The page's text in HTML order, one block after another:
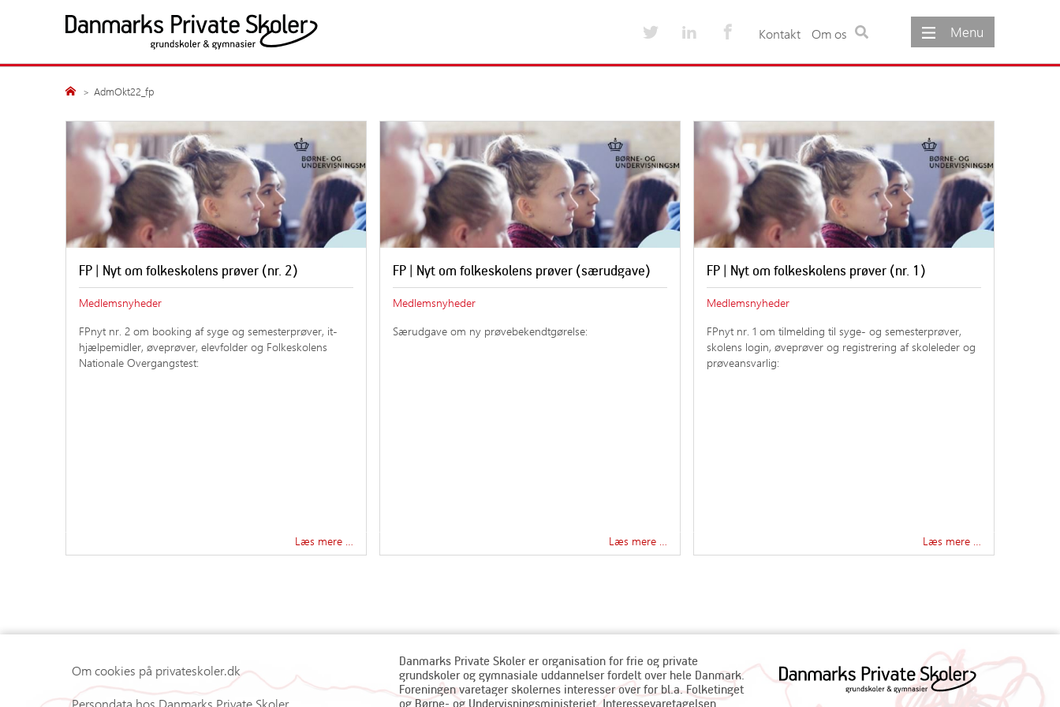
Kontakt Om os Menu
Politik og presse
Presseansvarlige
Nyheder
Årsberetninger
Undersøgelser
Publikationer
Høringssvar
Fakta
Samfundsansvar
Alle medlemsskoler
Grundskoler
Gymnasiale uddannelser
Emner i værktøjskassen fra A-Å
Værktøjskassen fra A-Å
Nyt for medlemsskoler
Tilskud til uddannelse og kursus
Særlige medlemsaftaler
Kurser og arrangementer
Foreningens årsmøde
Om foreningen
Foreningens vedtægter
Foreningens formål
Udvalg under foreningen
Foreningens bestyrelse
Foreningens sekretariat
Søg
AdmOkt22_fp
FP | Nyt om folkeskolens prøver (nr. 2)
Medlemsnyheder
FPnyt nr. 2 om booking af syge og semesterprøver, it-
hjælpemidler, øveprøver, elevfolder og Folkeskolens
Nationale Overgangstest:
Læs mere …
FP | Nyt om folkeskolens prøver (særudgave)
Medlemsnyheder
Særudgave om ny prøvebekendtgørelse:
Læs mere …
FP | Nyt om folkeskolens prøver (nr. 1)
Medlemsnyheder
FPnyt nr. 1 om tilmelding til syge- og semesterprøver,
skolens login, øveprøver og registrering af skoleleder og
prøveansvarlig:
Læs mere …
Om cookies på privateskoler.dk
Persondata hos Danmarks Private Skoler
Danmarks Private Skoler er organisation for frie og private
grundskoler og gymnasiale uddannelser fordelt over hele Danmark.
Foreningen varetager skolernes interesser over for bl.a. Folketinget
og Børne- og Undervisningsministeriet. Interessevaretagelsen